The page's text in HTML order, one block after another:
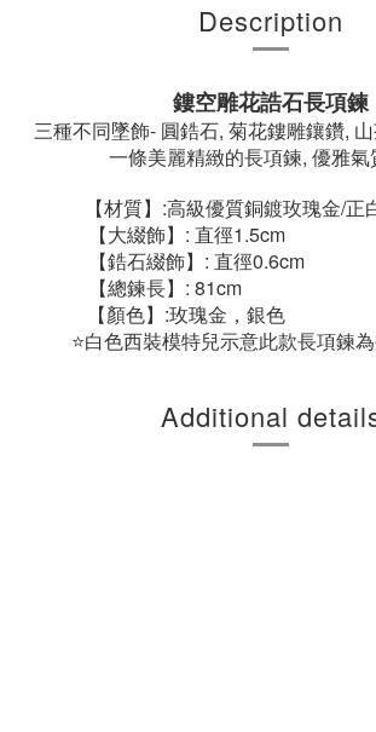
Description
鏤空雕花誥石長項鍊
三種不同墜飾- 圓鋯石, 菊花鏤雕鑲鑽,
一條美麗精緻的長項鍊, 優雅氣
【材質】:高級優質銅鍍玫瑰金/正
【大綴飾】: 直徑
【鋯石綴飾】: 直徑
【總鍊長】:
【顏色】:玫瑰金
⭐白色西裝模特兒示意此款長項鍊
Additional